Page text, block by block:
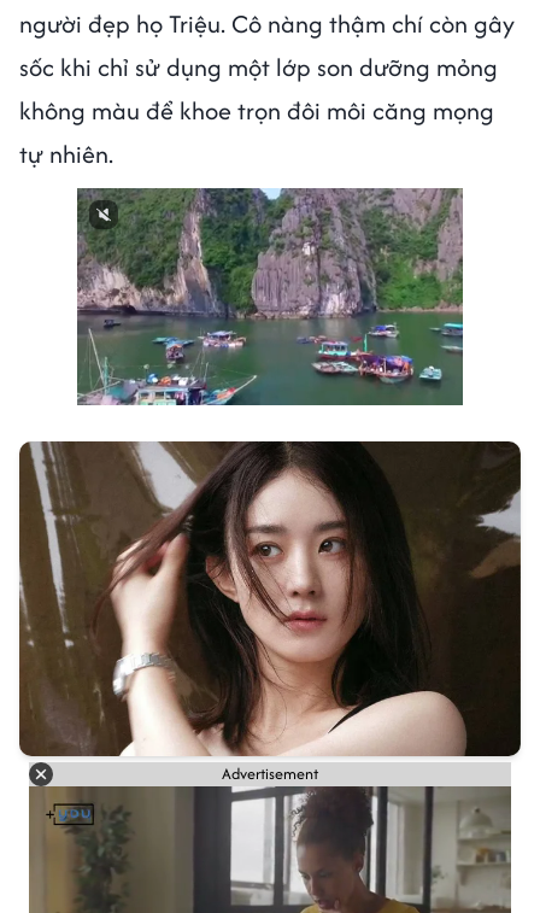
người đẹp họ Triệu. Cô nàng thậm chí còn gây
sốc khi chỉ sử dụng một lớp son dưỡng mỏng
không màu để khoe trọn đôi môi căng mọng
tự nhiên.
Next video in 3 Cancel
Advertisement